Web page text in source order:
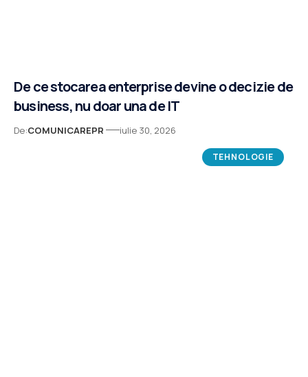
De ce stocarea enterprise devine o decizie de
business, nu doar una de IT
De:COMUNICAREPR iulie 30, 2026
TEHNOLOGIE